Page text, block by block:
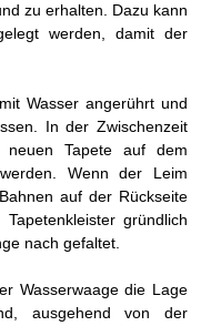
zu erhalten. Dazu kann
werden, damit der
Wasser angerührt und
In der Zwischenzeit
Tapete auf dem
Wenn der Leim
auf der Rückseite
gründlich
nach gefaltet.
Wasserwaage die Lage
ausgehend von der